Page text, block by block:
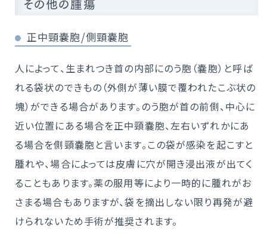
その他の腫瘍
正中頸嚢胞/側頸嚢胞
人によって、生まれつき首の内部にのう胞（嚢胞）と呼ば
れる袋状のできもの（外側が薄い膜で覆われたこぶ状の
塊）ができる場合があります。のう胞が首の前側、中心に
近い位置にある場合を正中頸嚢胞、左右いずれかにあ
る場合を側頸嚢胞と言います。この袋が感染を起こすと
腫れや、場合によっては皮膚に穴が開き浸出液が出てく
ることもあります。薬の服用等により一時的に腫れがお
さまる場合もありますが、袋を摘出しない限り再発が避
けられないため手術が推奨されます。